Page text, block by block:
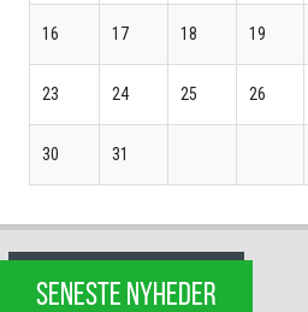
16 17 18 19
23 24 25 26
30 31
SENESTE NYHEDER